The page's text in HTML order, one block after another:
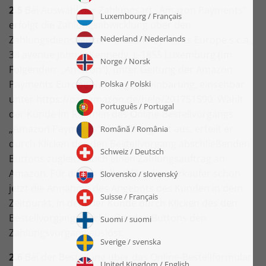
2.5
Bei Auswahl der Zahlungsart „Amazon Payments"
erfolgt die Zahlungsabwicklung über den
Zahlungsdienstleister Amazon Payments Europe s.c.a.,
38 avenue John F. Kennedy, L-1855 Luxemburg (im
Folgenden: „Amazon“), unter Geltung der Amazon
Payments Europe Nutzungsvereinbarung, einsehbar
unter https://pay.amazon.de/help/201751590. Wählt
der Kunde im Rahmen des Online-Bestellvorgangs
„Amazon Payments“ als Zahlungsart aus, erteilt er
durch Klicken des den Bestellvorgang abschließenden
Buttons zugleich auch einen Zahlungsauftrag an
Amazon. Für diesen Fall erklärt der Verkäufer schon
jetzt die Annahme des Angebots des Kunden in dem
Zeitpunkt, in dem der Kunde durch Klicken des den
Bestellvorgang abschließenden Buttons den
Zahlungsvorgang auslöst.
2.6
Bei der Bestellung über das Online-Bestellformular